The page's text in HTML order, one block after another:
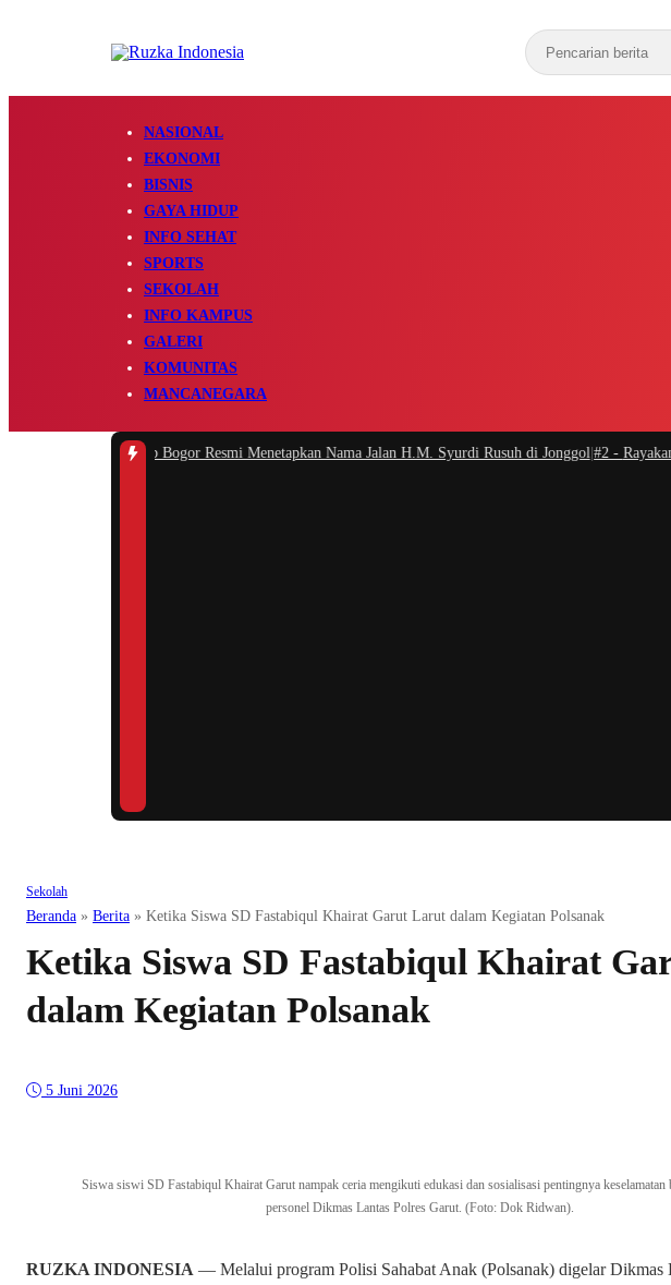
NASIONAL
EKONOMI
BISNIS
GAYA HIDUP
INFO SEHAT
SPORTS
SEKOLAH
INFO KAMPUS
GALERI
KOMUNITAS
MANCANEGARA
Pemkab Bogor Resmi Menetapkan Nama Jalan H.M. Syurdi Rusuh di Jonggol|#2 -Rayakan
Sekolah
Beranda » Berita » Ketika Siswa SD Fastabiqul Khairat Garut Larut dalam Kegiatan Polsanak
Ketika Siswa SD Fastabiqul Khairat
dalam Kegiatan Polsanak
5 Juni 2026
Siswa siswi SD Fastabiqul Khairat Garut nampak ceria mengikuti edukasi dan sosialisasi pentingnya keselamatan
personel Dikmas Lantas Polres Garut. (Foto: Dok Ridwan).
RUZKA INDONESIA — Melalui program Polisi Sahabat Anak (Polsanak) digelar Dikmas